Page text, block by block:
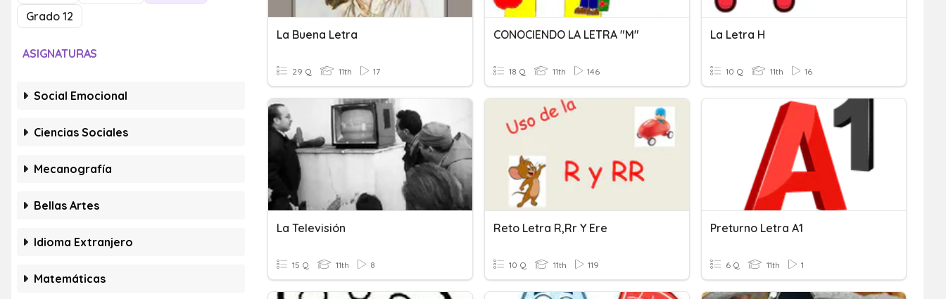
Grado 12
ASIGNATURAS
Social Emocional
Ciencias Sociales
Mecanografía
Bellas Artes
Idioma Extranjero
Matemáticas
La Buena Letra
29 Q 11th 17
CONOCIENDO LA LETRA "M"
18 Q 11th 146
La Letra H
10 Q 11th 16
La Televisión
15 Q 11th 8
Reto Letra R,rr Y Ere
10 Q 11th 119
Preturno Letra A1
6 Q 11th 1